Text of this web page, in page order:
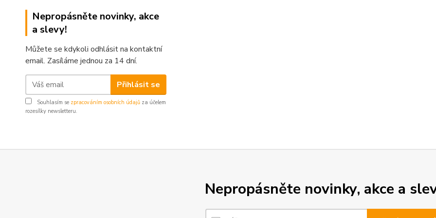
Nepropásněte novinky, akce
a slevy!
Můžete se kdykoli odhlásit na kontaktní
email. Zasíláme jednou za 14 dní.
Přihlásit se
Souhlasím se zpracováním osobních údajů za účelem
rozesílky newsletteru.
Nepropásněte novinky, akce a